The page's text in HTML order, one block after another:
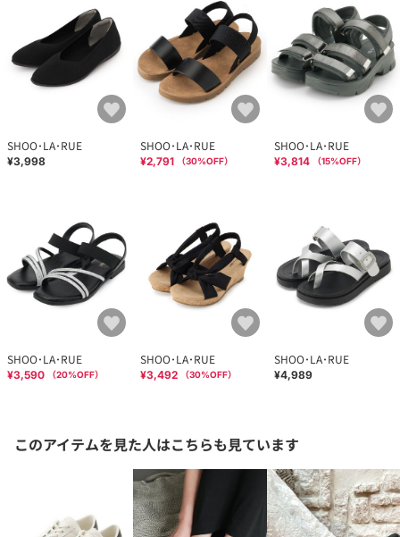
SHOO･LA･RUE
¥3,998
SHOO･LA･RUE
¥2,791 （30%OFF）
SHOO･LA･RUE
¥3,814 （15%OFF）
SHOO･LA･RUE
¥3,590 （20%OFF）
SHOO･LA･RUE
¥3,492 （30%OFF）
SHOO･LA･RUE
¥4,989